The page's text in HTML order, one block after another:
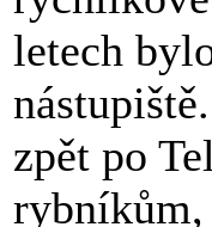
letech
zpět po
rybníkům,